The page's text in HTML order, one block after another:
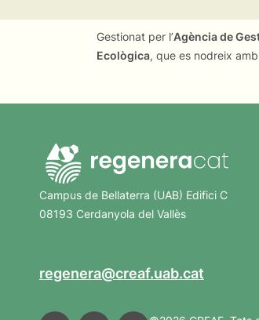
Gestionat per l’Agència de
Ecològica, que es nodreix
Campus de Bellaterra (UAB) Edifici C
08193 Cerdanyola del Vallès
regenera@creaf.uab.cat